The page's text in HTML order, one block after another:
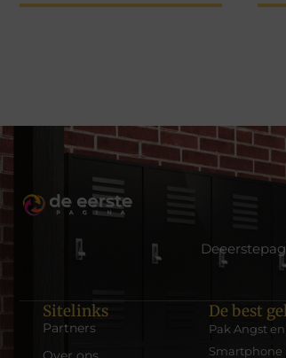
Sitelinks
Partners
De best
Pak Angst
Smartphone